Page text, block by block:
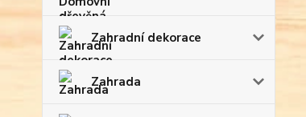
Zahradní dekorace
Zahrada